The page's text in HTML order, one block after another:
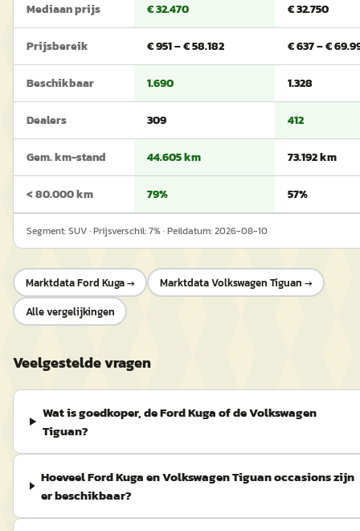
Mediaan prijs € 32.470 € 32.750
Prijsbereik € 951 – € 58.182 € 637 – €
Beschikbaar 1.690 1.328
Dealers 309 412
Gem. km-stand 44.605 km 73.192 km
< 80.000 km 79% 57%
Segment:SUV· Prijsverschil:7% · Peildatum:2026-08-10
MarktdataFord Kuga→ MarktdataVolkswagen Tiguan →
Alle vergelijkingen
Veelgestelde vragen
Wat is goedkoper, de Ford Kuga of de Volkswagen
Tiguan?
Hoeveel Ford Kuga en Volkswagen Tiguan occasions zijn
er beschikbaar?